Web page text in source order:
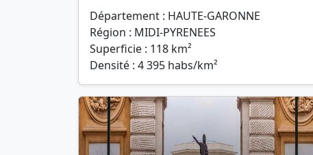
Département : HAUTE-GARONNE
Région : MIDI-PYRENEES
Superficie : 118 km²
Densité : 4 395 habs/km²